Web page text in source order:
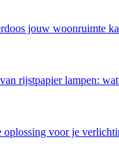
jouw woonruimte
rijstpapier lampen:
oplossing voor je